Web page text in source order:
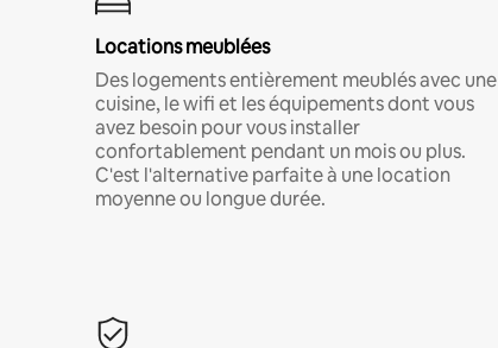
Locations meublées
Des logements entièrement meublés avec une
cuisine, le wifi et les équipements dont vous
avez besoin pour vous installer
confortablement pendant un mois ou plus.
C'est l'alternative parfaite à une location
moyenne ou longue durée.